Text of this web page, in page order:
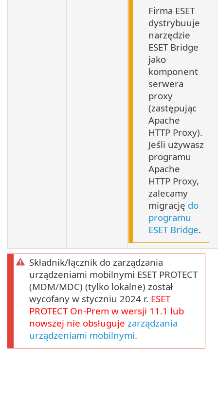
Firma ESET
dystrybuuje
narzędzie
ESET Bridge
jako
komponent
serwera
proxy
(zastępując
Apache
HTTP Proxy).
Jeśli używasz
programu
Apache
HTTP Proxy,
zalecamy
migrację do
programu
ESET Bridge.
Składnik/łącznik do zarządzania
urządzeniami mobilnymi ESET PROTECT
(MDM/MDC) (tylko lokalne) został
wycofany w styczniu 2024 r. ESET
PROTECT On-Prem w wersji 11.1 lub
nowszej nie obsługuje zarządzania
urządzeniami mobilnymi.